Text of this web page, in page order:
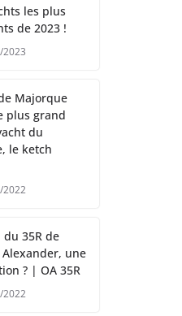
les plus
de 2023 !
2023
Majorque
plus grand
du
le ketch
2022
du 35R de
Alexander, une
? | OA 35R
2022